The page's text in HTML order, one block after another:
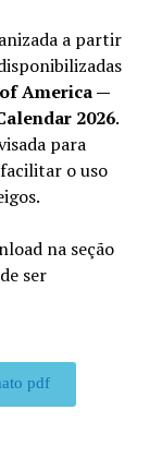
a partir
America —
2026.
para
o uso
na seção
ser
pdf